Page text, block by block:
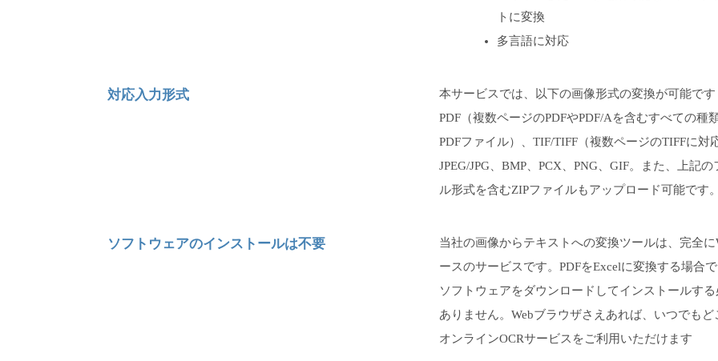
トに変換
多言語に対応
対応入力形式
本サービスでは、以下の画像形式の変換が可能です
PDF（複数ページのPDFやPDF/Aを含むすべての種
PDFファイル）、TIF/TIFF（複数ページのTIFFに対
JPEG/JPG、BMP、PCX、PNG、GIF。また、上記の
ル形式を含むZIPファイルもアップロード可能です
ソフトウェアのインストールは不要
当社の画像からテキストへの変換ツールは、完全に
ースのサービスです。PDFをExcelに変換する場合
ソフトウェアをダウンロードしてインストールす
ありません。Webブラウザさえあれば、いつでもど
オンラインOCRサービスをご利用いただけます